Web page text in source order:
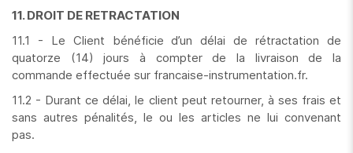
11. DROIT DE RETRACTATION
11.1 - Le Client bénéficie d’un délai de rétractation de
quatorze (14) jours à compter de la livraison de la
commande effectuée sur francaise-instrumentation.fr.
11.2 - Durant ce délai, le client peut retourner, à ses frais et
sans autres pénalités, le ou les articles ne lui convenant
pas.